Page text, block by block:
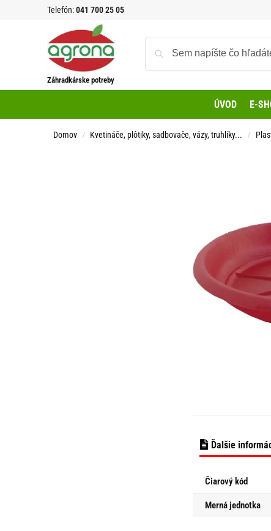
Telefón:041 700 25 05
Záhradkárske potreby
ÚVOD E-
Domov / Kvetináče, plôtiky, sadbovače, vázy, truhlíky... /
Ďalšie
Čiarový kód
Merná jednotka